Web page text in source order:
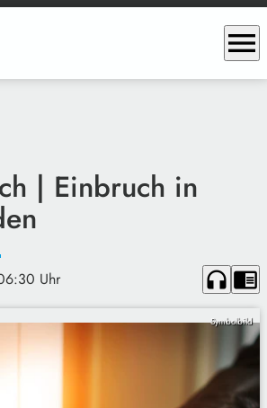
menu
| Einbruch in
Uhr headphones chrome_reader_mode
Symbolbild